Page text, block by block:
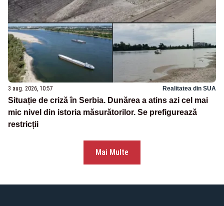
3 aug. 2026, 10:57 Realitatea din SUA
Situație de criză în Serbia. Dunărea a atins azi cel mai
mic nivel din istoria măsurătorilor. Se prefigurează
restricții
Mai Multe